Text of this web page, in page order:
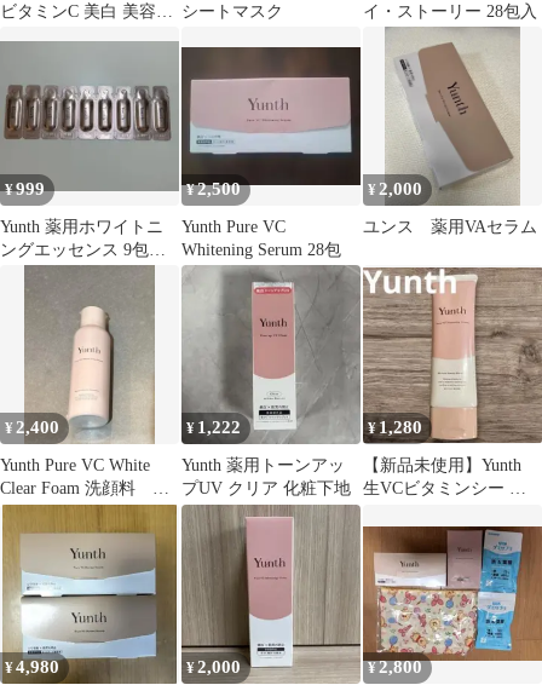
ビタミンC 美白 美容液
シートマスク
イ・ストーリー 28包入
¥999
Yunth 薬用ホワイトニ
ングエッセンス 9包セ
¥2,500
Yunth Pure VC
Whitening Serum 28包
¥ 2,000
ユンス 薬用VAセラム
¥2,400
Yunth Pure VC White
Clear Foam 洗顔料
120g
¥ 1,222
Yunth 薬用トーンアッ
プUV クリア 化粧下地
¥1,280
【新品未使用】Yunth
生VCビタミンシー ク
¥4,980 ¥2,000 ¥2,800